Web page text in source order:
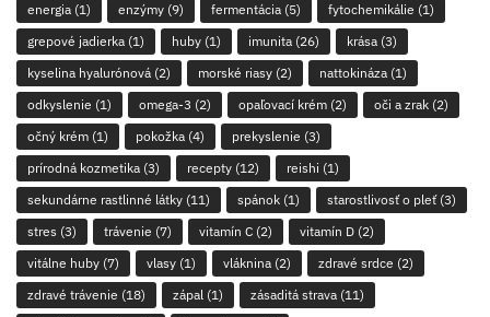
energia (1) enzýmy (9) fermentácia (5) fytochemikálie (1)
grepové jadierka (1) huby (1) imunita (26) krása (3)
kyselina hyalurónová (2) morské riasy (2) nattokináza (1)
odkyslenie (1) omega-3 (2) opaľovací krém (2) oči a zrak (2)
očný krém (1) pokožka (4) prekyslenie (3)
prírodná kozmetika (3) recepty (12) reishi (1)
sekundárne rastlinné látky (11) spánok (1) starostlivosť o pleť(3)
stres (3) trávenie (7) vitamín C (2) vitamín D (2)
vitálne huby (7) vlasy (1) vláknina (2) zdravé srdce (2)
zdravé trávenie (18) zápal (1) zásaditá strava (11)